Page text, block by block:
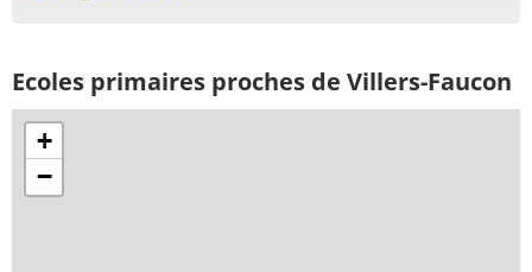
Ecoles primaires proches de Villers-Faucon
+
−